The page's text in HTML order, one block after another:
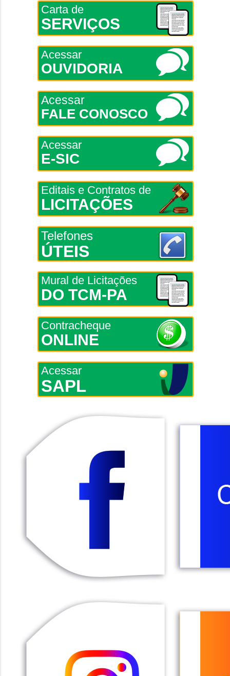
Carta de
SERVIÇOS
Acessar
OUVIDORIA
Acessar
FALE CONOSCO
Acessar
E-SIC
Editais e Contratos de
LICITAÇÕES
Telefones
ÚTEIS
Mural de Licitações
DO TCM-PA
Contracheque
ONLINE
Acessar
SAPL